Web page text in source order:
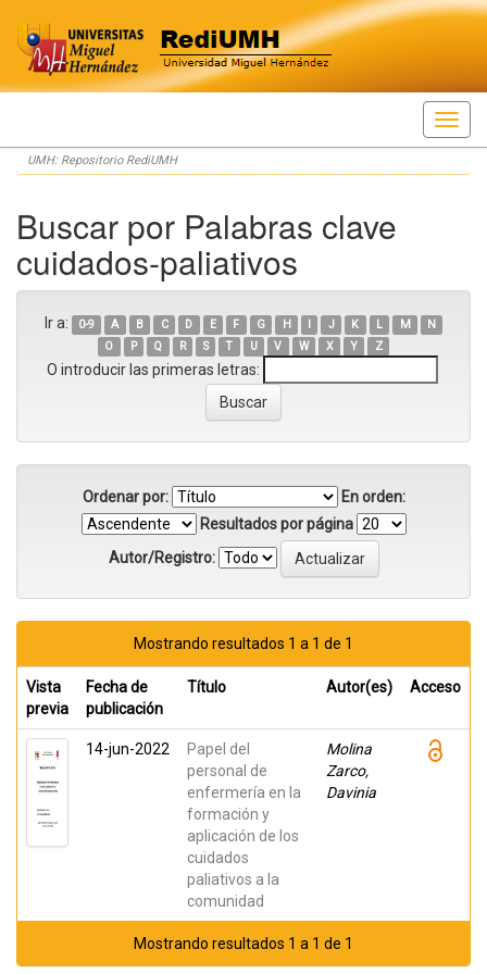
Skip
navigation
UMH: Repositorio RediUMH
Buscar por Palabras clave
cuidados-paliativos
Ir a: 0-9 A B C D E F G H I J K L M
N
O
P Q R S T U V W X Y Z
O introducir las primeras letras:
Ordenar por:
En orden:
Resultados por página
Autor/Registro:
Mostrando resultados 1 a 1 de 1
Vista
previa
Fecha de
publicación
Título Autor(es) Acceso
14-jun-2022
Papel del
personal de
enfermería en la
formación y
aplicación de los
cuidados
paliativos a la
comunidad
Molina
Zarco,
Davinia
Mostrando resultados 1 a 1 de 1